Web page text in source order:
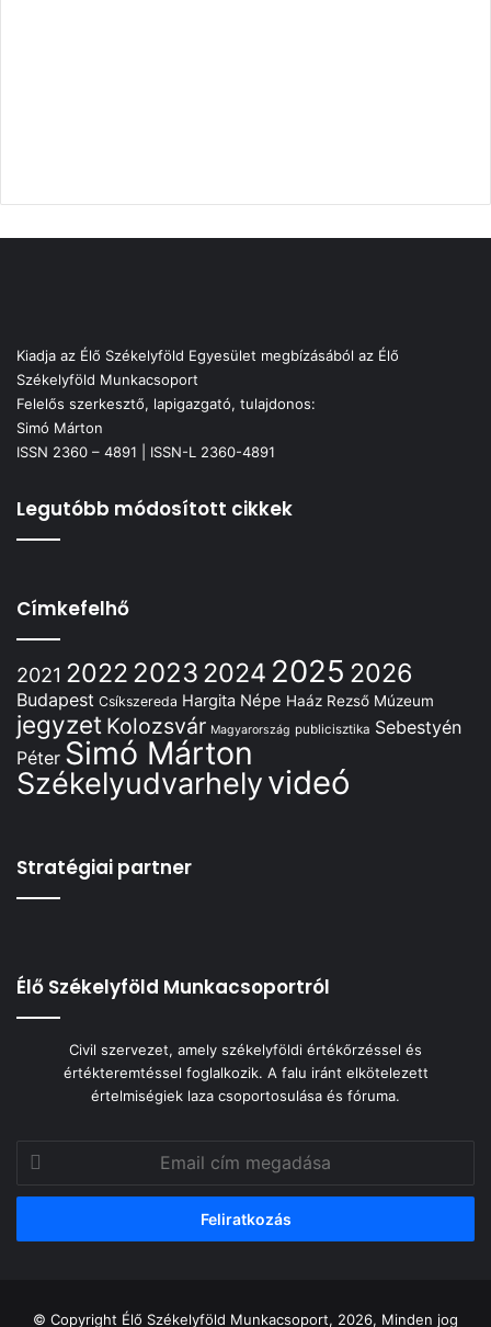
Kiadja az Élő Székelyföld Egyesület megbízásából az Élő
Székelyföld Munkacsoport
Felelős szerkesztő, lapigazgató, tulajdonos:
Simó Márton
ISSN 2360 – 4891 | ISSN-L 2360-4891
Legutóbb módosított cikkek
Címkefelhő
2021 2022 2023 2024 2025 2026
Budapest Csíkszereda Hargita Népe Haáz Rezső Múzeum
jegyzet Kolozsvár Magyarország publicisztika Sebestyén
Péter Simó Márton
Székelyudvarhelyvideó
Stratégiai partner
Élő Székelyföld Munkacsoportról
Civil szervezet, amely székelyföldi értékőrzéssel és
értékteremtéssel foglalkozik. A falu iránt elkötelezett
értelmiségiek laza csoportosulása és fóruma.
cím
megadása
© Copyright Élő Székelyföld Munkacsoport, 2026, Minden jog